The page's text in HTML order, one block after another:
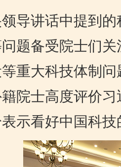
讲话中提到的
问题备受院士们
重大科技体制
院士高度评价
示看好中国科